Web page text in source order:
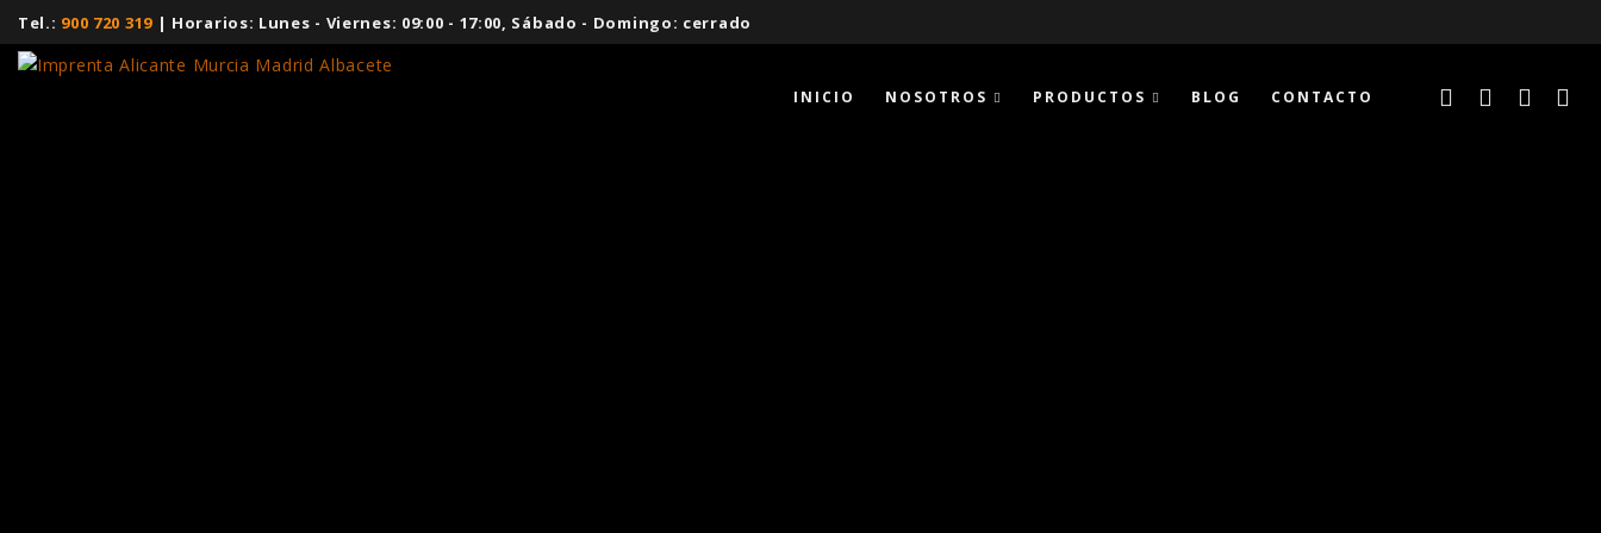
Tel.: 900 720 319| Horarios: Lunes - Viernes: 09:00 - 17:00, Sábado - Domingo: cerrado
INICIO NOSOTROS PRODUCTOS BLOG CONTACTO